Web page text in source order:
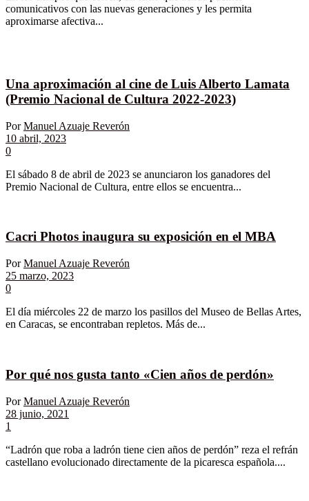
comunicativos con las nuevas generaciones y les permita
aproximarse afectiva...
Una aproximación al cine de Luis Alberto Lamata
(Premio Nacional de Cultura 2022-2023)
Por Manuel Azuaje Reverón
10 abril, 2023
0
El sábado 8 de abril de 2023 se anunciaron los ganadores del
Premio Nacional de Cultura, entre ellos se encuentra...
Cacri Photos inaugura su exposición en el MBA
Por Manuel Azuaje Reverón
25 marzo, 2023
0
El día miércoles 22 de marzo los pasillos del Museo de Bellas Artes,
en Caracas, se encontraban repletos. Más de...
Por qué nos gusta tanto «Cien años de perdón»
Por Manuel Azuaje Reverón
28 junio, 2021
1
“Ladrón que roba a ladrón tiene cien años de perdón” reza el refrán
castellano evolucionado directamente de la picaresca española....